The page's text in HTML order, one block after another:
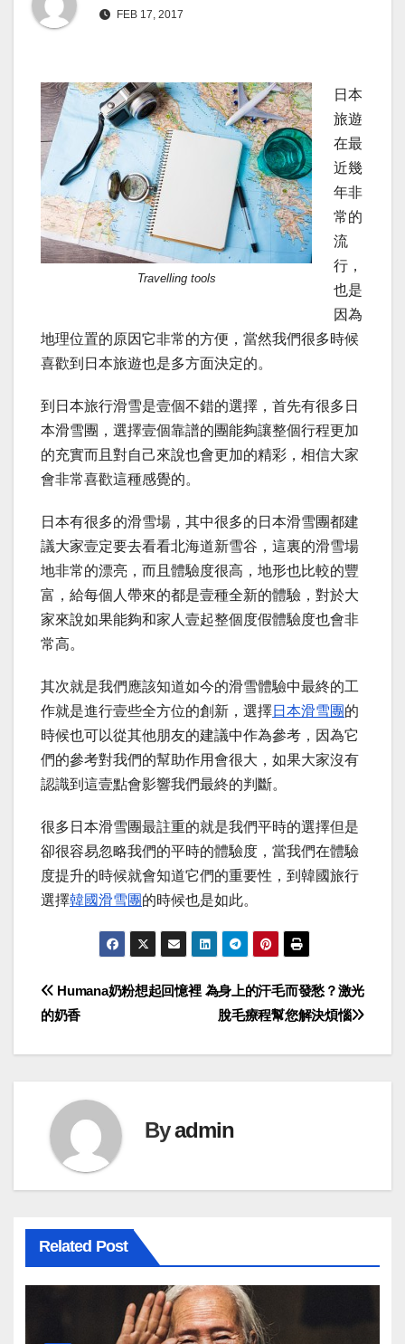
FEB 17, 2017
Travelling tools
日本
旅遊
在最
近幾
年非
常的
流
行，
也是
因為
地理位置的原因它非常的方便，當然我們很多時候
喜歡到日本旅遊也是多方面決定的。
到日本旅行滑雪是壹個不錯的選擇，首先有很多日
本滑雪團，選擇壹個靠譜的團能夠讓整個行程更加
的充實而且對自己來說也會更加的精彩，相信大家
會非常喜歡這種感覺的。
日本有很多的滑雪場，其中很多的日本滑雪團都建
議大家壹定要去看看北海道新雪谷，這裏的滑雪場
地非常的漂亮，而且體驗度很高，地形也比較的豐
富，給每個人帶來的都是壹種全新的體驗，對於大
家來說如果能夠和家人壹起整個度假體驗度也會非
常高。
其次就是我們應該知道如今的滑雪體驗中最終的工
作就是進行壹些全方位的創新，選擇日本滑雪團的
時候也可以從其他朋友的建議中作為參考，因為它
們的參考對我們的幫助作用會很大，如果大家沒有
認識到這壹點會影響我們最終的判斷。
很多日本滑雪團最註重的就是我們平時的選擇但是
卻很容易忽略我們的平時的體驗度，當我們在體驗
度提升的時候就會知道它們的重要性，到韓國旅行
選擇韓國滑雪團的時候也是如此。
Post
navigation
為身上的汗毛而發愁？激光
脫毛療程幫您解決煩惱
Humana奶粉想起回憶裡
的奶香
Byadmin
Related Post